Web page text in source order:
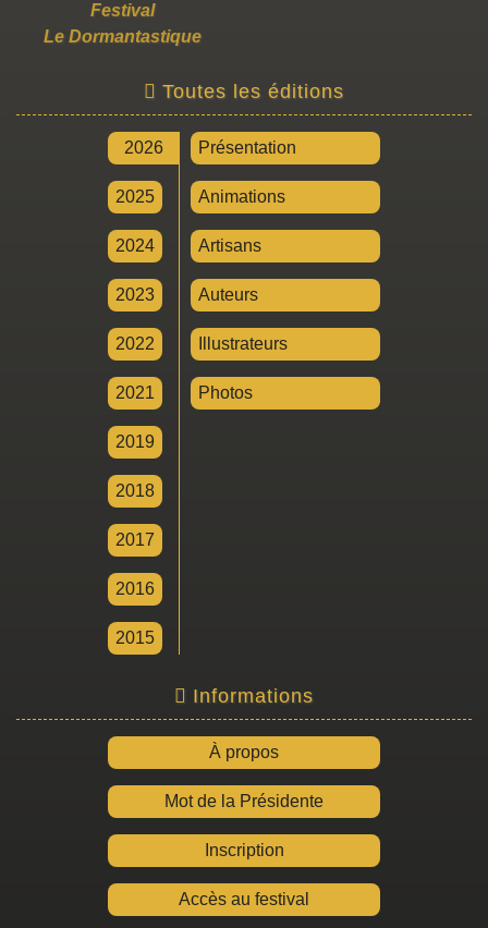
Festival
Le Dormantastique
Toutes les éditions
2026
2025
2024
2023
2022
2021
2019
2018
2017
2016
2015
Présentation
Animations
Artisans
Auteurs
Illustrateurs
Photos
Informations
À propos
Mot de la Présidente
Inscription
Accès au festival